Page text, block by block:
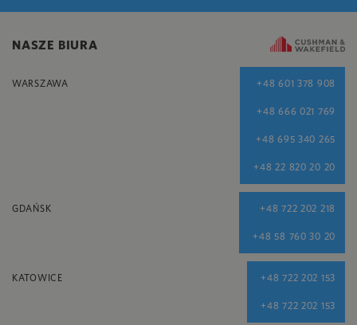
NASZE BIURA
WARSZAWA +48 601 378 908
+48 666 021 769
+48 695 340 265
+48 22 820 20 20
GDAŃSK +48 722 202 218
+48 58 760 30 20
KATOWICE +48 722 202 153
+48 722 202 153